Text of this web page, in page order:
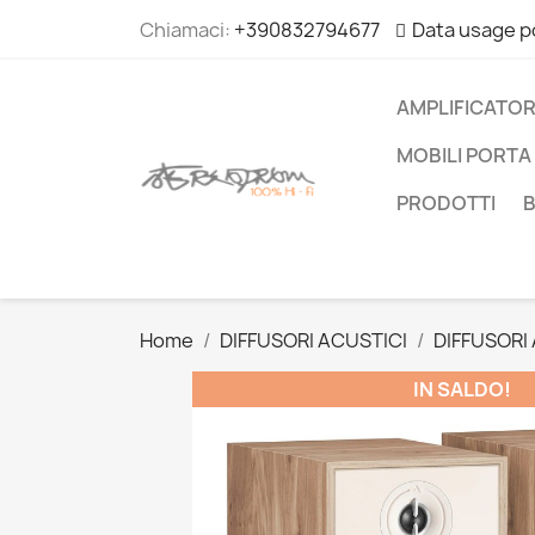
Chiamaci: +390832794677 Data usage
MOBILI
PRODOTTI
Home DIFFUSORI ACUSTICI
IN SALDO!